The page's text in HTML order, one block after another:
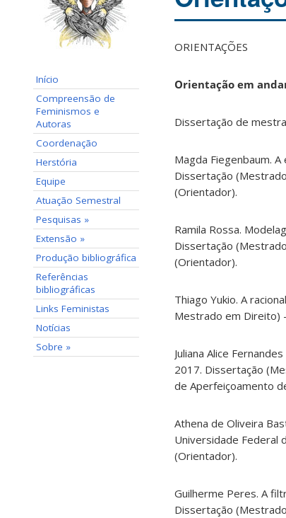
Início
Compreensão de
Feminismos e
Autoras
Coordenação
Herstória
Equipe
Atuação Semestral
Pesquisas »
Extensão »
Produção bibliográfica
Referências
bibliográficas
Links Feministas
Notícias
Sobre »
ORIENTAÇÕES
Orientação em
Dissertação de
Magda Fiegenbaum.
Dissertação
(Orientador).
Ramila Rossa.
Dissertação
(Orientador).
Thiago Yukio. A
Mestrado em Direito)
Juliana Alice
2017. Dissertação
de Aperfeiçoamento
Athena de Oliveira
Universidade Federal
(Orientador).
Guilherme Peres. A
Dissertação